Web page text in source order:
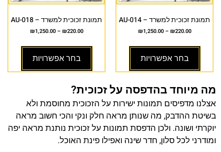
תמונת זכוכית למשרד – AU-014
₪220.00
–
₪1,250.00
בחר אפשרויות
תמונת זכוכית למשרד – AU-018
₪220.00
–
₪1,250.00
בחר אפשרויות
מה מיוחד בהדפסה על זכוכית?
אצלנו מדפיסים תמונות ישירות על הזכוכית מחוסמת ולא
בשיטת ההדבק, מה שנותן מראה חלק ונקי והכי חשוב מראה
יוקרתי ושונה. ולכן הדפסת תמונות על זכוכית נותנת מראה יפה
ומודרני לכל סלון, חדר שינה ואפילו פינת האוכל.